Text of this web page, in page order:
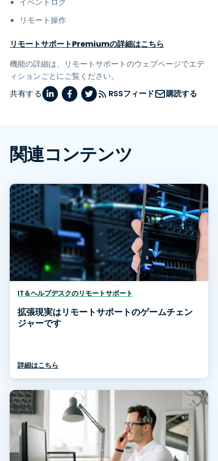
リモート操作
リモートサポートPremiumの詳細はこちら
機能の詳細は、リモートサポートのウェブページでエデ
ィションごとにご覧ください。
共有する
RSSフィード 購読する
関連コンテンツ
IT＆ヘルプデスクのリモートサポート
拡張現実はリモートサポートのゲームチェン
ジャーです
詳細はこちら